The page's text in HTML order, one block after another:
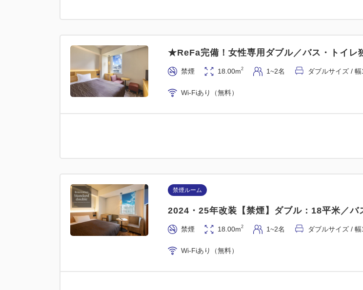
★ReFa完備！女性専用ダブル／バス・トイレ
禁煙 18.00m2 1~2名 ダブルサイズ /
Wi-Fiあり（無料）
禁煙ルーム
2024・25年改装【禁煙】ダブル：18平米／バ
禁煙 18.00m2 1~2名 ダブルサイズ /
Wi-Fiあり（無料）